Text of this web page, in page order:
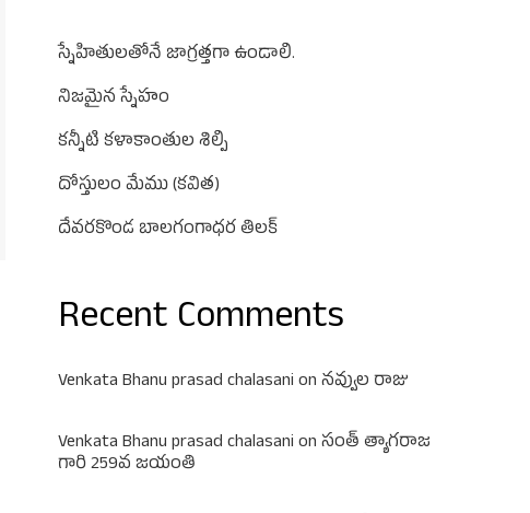
స్నేహితులతోనే జాగ్రత్తగా ఉండాలి.
నిజమైన స్నేహం
కన్నీటి కళాకాంతుల శిల్పి
దోస్తులం మేము (కవిత)
దేవరకొండ బాలగంగాధర తిలక్
Recent Comments
Venkata Bhanu prasad chalasani on నవ్వుల రాజు
Venkata Bhanu prasad chalasani on సంత్ త్యాగరాజ
గారి 259వ జయంతి